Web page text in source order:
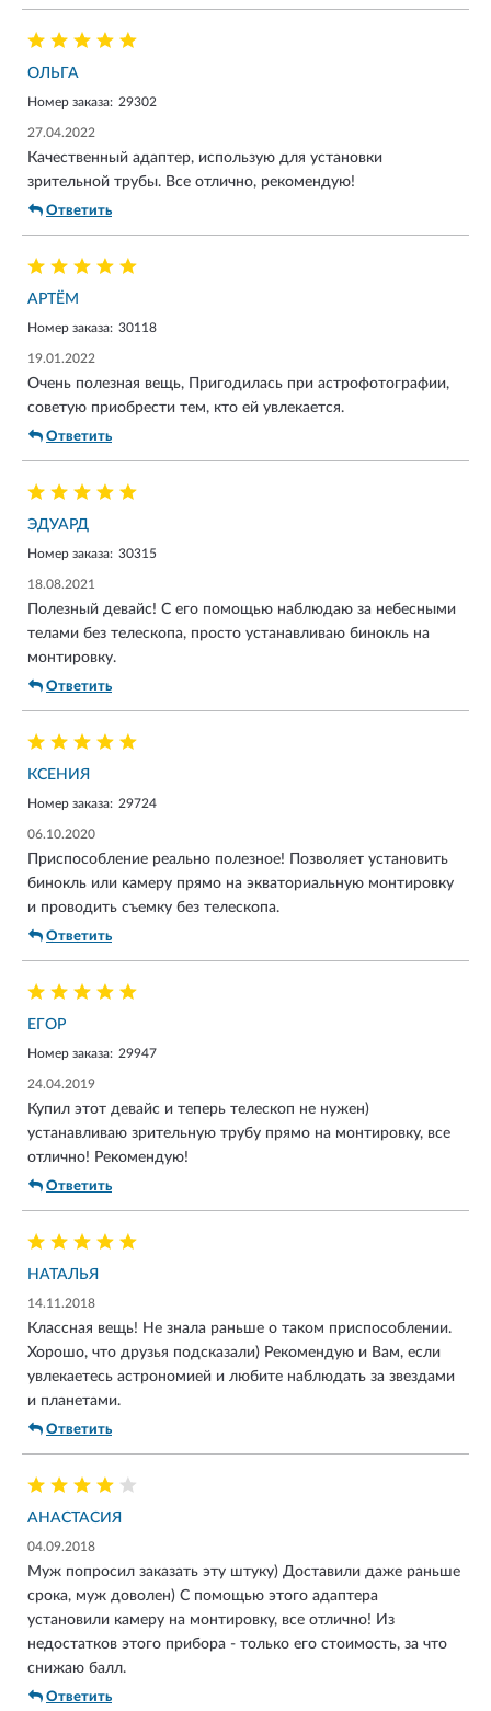
ОЛЬГА
Номер заказа: 29302
27.04.2022
Качественный адаптер, использую для установки
зрительной трубы. Все отлично, рекомендую!
Ответить
АРТЁМ
Номер заказа: 30118
19.01.2022
Очень полезная вещь, Пригодилась при астрофотографии,
советую приобрести тем, кто ей увлекается.
Ответить
ЭДУАРД
Номер заказа: 30315
18.08.2021
Полезный девайс! С его помощью наблюдаю за небесными
телами без телескопа, просто устанавливаю бинокль на
монтировку.
Ответить
КСЕНИЯ
Номер заказа: 29724
06.10.2020
Приспособление реально полезное! Позволяет установить
бинокль или камеру прямо на экваториальную монтировку
и проводить съемку без телескопа.
Ответить
ЕГОР
Номер заказа: 29947
24.04.2019
Купил этот девайс и теперь телескоп не нужен)
устанавливаю зрительную трубу прямо на монтировку, все
отлично! Рекомендую!
Ответить
НАТАЛЬЯ
14.11.2018
Классная вещь! Не знала раньше о таком приспособлении.
Хорошо, что друзья подсказали) Рекомендую и Вам, если
увлекаетесь астрономией и любите наблюдать за звездами
и планетами.
Ответить
АНАСТАСИЯ
04.09.2018
Муж попросил заказать эту штуку) Доставили даже раньше
срока, муж доволен) С помощью этого адаптера
установили камеру на монтировку, все отлично! Из
недостатков этого прибора - только его стоимость, за что
снижаю балл.
Ответить